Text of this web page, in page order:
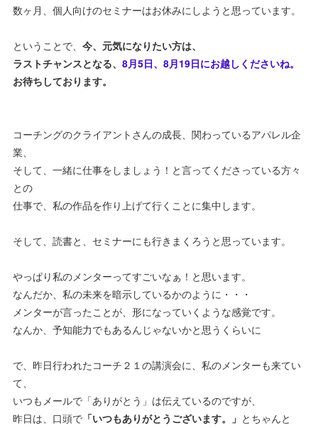
数ヶ月、個人向けのセミナーはお休みにしようと思っています。
ということで、今、元気になりたい方は、
ラストチャンスとなる、8月5日、8月19日にお越しくださいね。
お待ちしております。
コーチングのクライアントさんの成長、関わっているアパレル企
業、
そして、一緒に仕事をしましょう！と言ってくださっている方々
との
仕事で、私の作品を作り上げて行くことに集中します。
そして、読書と、セミナーにも行きまくろうと思っています。
やっぱり私のメンターってすごいなぁ！と思います。
なんだか、私の未来を暗示しているかのように・・・
メンターが言ったことが、形になっていくような感覚です。
なんか、予知能力でもあるんじゃないかと思うくらいに
で、昨日行われたコーチ２１の講演会に、私のメンターも来てい
て、
いつもメールで「ありがとう」は伝えているのですが、
昨日は、口頭で 「いつもありがとうございます。」 とちゃんと